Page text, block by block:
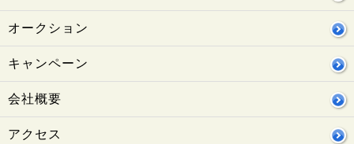
オークション
キャンペーン
会社概要
アクセス